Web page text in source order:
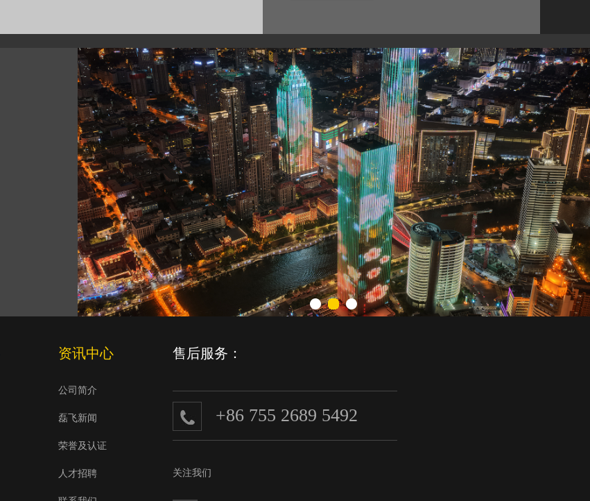
资讯中心
公司简介
磊飞新闻
荣誉及认证
人才招聘
售后服务：
+86 755 2689 5492
关注我们